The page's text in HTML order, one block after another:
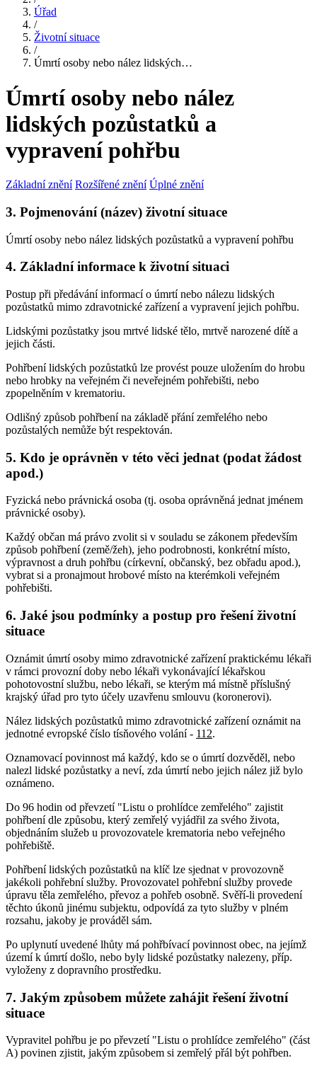
Úřad
/
Životní situace
/
Úmrtí osoby nebo nález lidských…
Úmrtí osoby nebo nález
lidských pozůstatků a
vypravení pohřbu
Základní znění Rozšířené znění Úplné znění
3. Pojmenování (název) životní situace
Úmrtí osoby nebo nález lidských pozůstatků a vypravení pohřbu
4. Základní informace k životní situaci
Postup při předávání informací o úmrtí nebo nálezu lidských
pozůstatků mimo zdravotnické zařízení a vypravení jejich pohřbu.
Lidskými pozůstatky jsou mrtvé lidské tělo, mrtvě narozené dítě a
jejich části.
Pohřbení lidských pozůstatků lze provést pouze uložením do hrobu
nebo hrobky na veřejném či neveřejném pohřebišti, nebo
zpopelněním v krematoriu.
Odlišný způsob pohřbení na základě přání zemřelého nebo
pozůstalých nemůže být respektován.
5. Kdo je oprávněn v této věci jednat (podat žádost
apod.)
Fyzická nebo právnická osoba (tj. osoba oprávněná jednat jménem
právnické osoby).
Každý občan má právo zvolit si v souladu se zákonem především
způsob pohřbení (země/žeh), jeho podrobnosti, konkrétní místo,
výpravnost a druh pohřbu (církevní, občanský, bez obřadu apod.),
vybrat si a pronajmout hrobové místo na kterémkoli veřejném
pohřebišti.
6. Jaké jsou podmínky a postup pro řešení životní
situace
Oznámit úmrtí osoby mimo zdravotnické zařízení praktickému lékaři
v rámci provozní doby nebo lékaři vykonávající lékařskou
pohotovostní službu, nebo lékaři, se kterým má místně příslušný
krajský úřad pro tyto účely uzavřenu smlouvu (koronerovi).
Nález lidských pozůstatků mimo zdravotnické zařízení oznámit na
jednotné evropské číslo tísňového volání - 112.
Oznamovací povinnost má každý, kdo se o úmrtí dozvěděl, nebo
nalezl lidské pozůstatky a neví, zda úmrtí nebo jejich nález již bylo
oznámeno.
Do 96 hodin od převzetí "Listu o prohlídce zemřelého" zajistit
pohřbení dle způsobu, který zemřelý vyjádřil za svého života,
objednáním služeb u provozovatele krematoria nebo veřejného
pohřebiště.
Pohřbení lidských pozůstatků na klíč lze sjednat v provozovně
jakékoli pohřební služby. Provozovatel pohřební služby provede
úpravu těla zemřelého, převoz a pohřeb osobně. Svěří-li provedení
těchto úkonů jinému subjektu, odpovídá za tyto služby v plném
rozsahu, jakoby je prováděl sám.
Po uplynutí uvedené lhůty má pohřbívací povinnost obec, na jejímž
území k úmrtí došlo, nebo byly lidské pozůstatky nalezeny, příp.
vyloženy z dopravního prostředku.
7. Jakým způsobem můžete zahájit řešení životní
situace
Vypravitel pohřbu je po převzetí "Listu o prohlídce zemřelého" (část
A) povinen zjistit, jakým způsobem si zemřelý přál být pohřben.